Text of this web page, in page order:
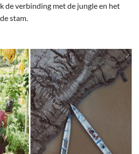
de verbinding met de jungle en het
stam.